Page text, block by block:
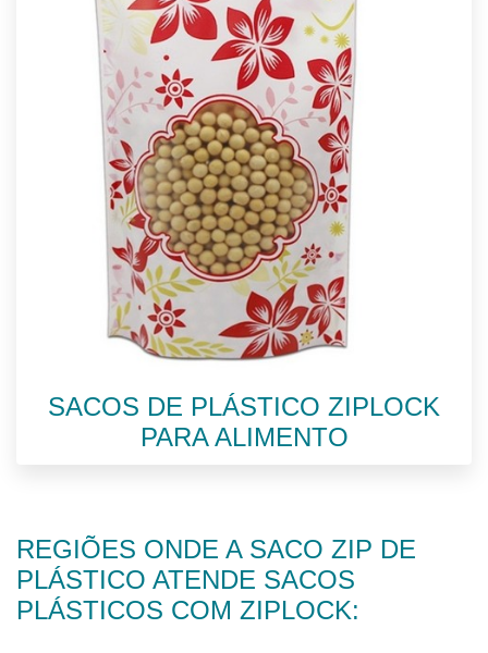
SACOS DE PLÁSTICO ZIPLOCK
PARA ALIMENTO
REGIÕES ONDE A SACO ZIP DE
PLÁSTICO ATENDE SACOS
PLÁSTICOS COM ZIPLOCK: